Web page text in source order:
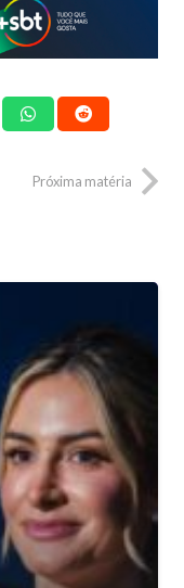
Próxima matéria